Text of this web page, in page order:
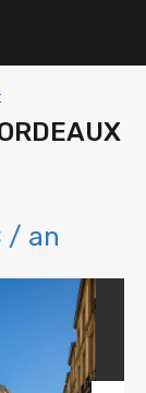
/ an